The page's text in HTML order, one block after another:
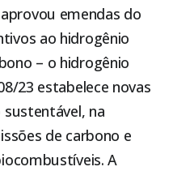
emendas do
ao hidrogênio
– o hidrogênio
23 estabelece novas
na
de carbono e
A